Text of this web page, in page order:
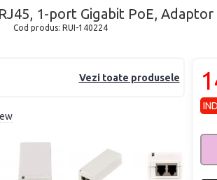
1-port Gigabit PoE,
Cod produs: RUI-140224
Vezi toate produsele